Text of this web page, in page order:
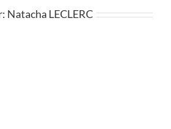
Natacha LECLERC